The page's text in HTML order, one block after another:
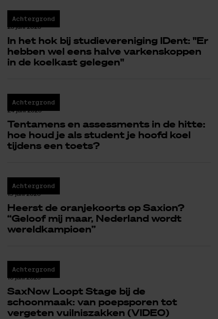
Achtergrond
25 juni 2026
In het hok bij studievereniging IDent: "Er
hebben wel eens halve varkenskoppen
in de koelkast gelegen"
Achtergrond
24 juni 2026
Tentamens en assessments in de hitte:
hoe houd je als student je hoofd koel
tijdens een toets?
Achtergrond
19 juni 2026
Heerst de oranjekoorts op Saxion?
“Geloof mij maar, Nederland wordt
wereldkampioen”
Achtergrond
10 juni 2026
SaxNow Loopt Stage bij de
schoonmaak: van poepsporen tot
vergeten vuilniszakken (VIDEO)